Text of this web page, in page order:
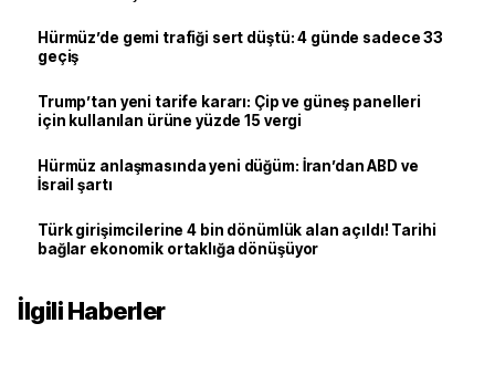
Hürmüz’de gemi trafiği sert düştü: 4 günde sadece 33
geçiş
Trump’tan yeni tarife kararı: Çip ve güneş panelleri
için kullanılan ürüne yüzde 15 vergi
Hürmüz anlaşmasında yeni düğüm: İran’dan ABD ve
İsrail şartı
Türk girişimcilerine 4 bin dönümlük alan açıldı! Tarihi
bağlar ekonomik ortaklığa dönüşüyor
İlgili Haberler